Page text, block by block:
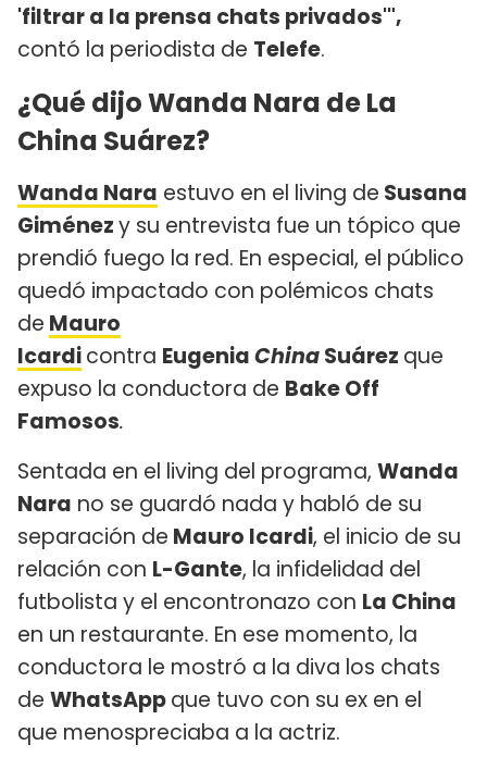
'filtrar a la prensa chats privados'",
contó la periodista de Telefe.
¿Qué dijo Wanda Nara de La
China Suárez?
Wanda Nara estuvo en el living de Susana
Giménezy su entrevista fue un tópico que
prendió fuego la red. En especial, el público
quedó impactado con polémicos chats
de Mauro
Icardicontra EugeniaChinaSuárez que
expuso la conductora de Bake Off
Famosos.
Sentada en el living del programa, Wanda
Nara no se guardó nada y habló de su
separación de Mauro Icardi, el inicio de su
relación con L-Gante, la infidelidad del
futbolista y el encontronazo con La China
en un restaurante. En ese momento, la
conductora le mostró a la diva los chats
de WhatsAppque tuvo con su ex en el
que menospreciaba a la actriz.